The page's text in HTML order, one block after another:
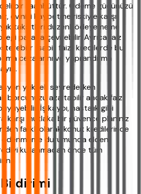
bir taahhüttür. Ödeme gücünüzü
evinizi kaybetme riskiyle karşı
taksitleri düzenli ödeyememe
paraya çevirebilir. Ayrıca faiz
(sabit faizli kredilerde bu
cezalarını ve yapılandırma
yüksek seyrederken
borcunuzu azaltabilir ancak faiz
İş kaybı, hastalık gibi
karşı mutlaka bir güvence planınız
farklı olarak konut kredilerinde
ödenmeme durumunda elden
kullanmadan önce tüm
Bildirimi